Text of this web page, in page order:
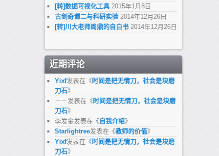
[转]数据可视化工具 2015年1月8日
古剑奇谭二与科研实验 2014年12月26日
[转]川大老师周鼎的自白书 2014年12月26日
近期评论
Yixf发表在《 时间是把无情刀，社会是块磨
刀石》
－－发表在《 时间是把无情刀，社会是块磨
刀石》
李发金发表在《 自我介绍》
Starlightree发表在《教师的价值》
Yixf发表在《 时间是把无情刀，社会是块磨
刀石》